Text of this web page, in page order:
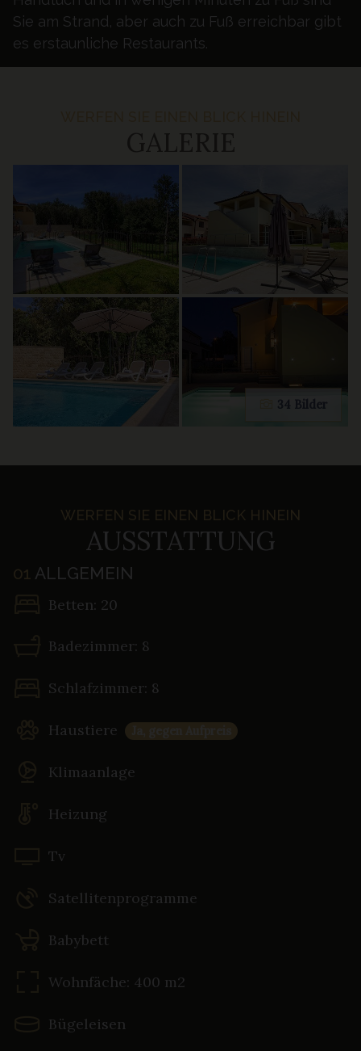
Sie am Strand, aber auch zu Fuß erreichbar gibt
es erstaunliche Restaurants.
34 Bilder
WERFEN SIE EINEN BLICK HINEIN
AUSSTATTUNG
01 ALLGEMEIN
Betten: 20
Badezimmer: 8
Schlafzimmer: 8
Haustiere
Klimaanlage
Heizung
Tv
Satellitenprogramme
Babybett
Wohnfäche: 400 m2
Bügeleisen